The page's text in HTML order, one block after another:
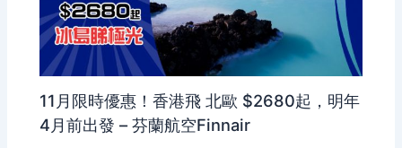
11月限時優惠！香港飛 北歐 $2680起，明年
4月前出發 – 芬蘭航空Finnair